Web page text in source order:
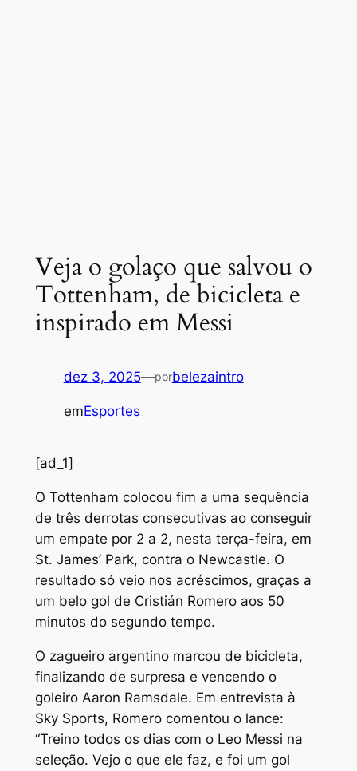
Veja o golaço que salvou o
Tottenham, de bicicleta e
inspirado em Messi
dez 3, 2025—porbelezaintro
emEsportes
[ad_1]
O Tottenham colocou fim a uma sequência
de três derrotas consecutivas ao conseguir
um empate por 2 a 2, nesta terça-feira, em
St. James’ Park, contra o Newcastle. O
resultado só veio nos acréscimos, graças a
um belo gol de Cristián Romero aos 50
minutos do segundo tempo.
O zagueiro argentino marcou de bicicleta,
finalizando de surpresa e vencendo o
goleiro Aaron Ramsdale. Em entrevista à
Sky Sports, Romero comentou o lance:
“Treino todos os dias com o Leo Messi na
seleção. Vejo o que ele faz, e foi um gol